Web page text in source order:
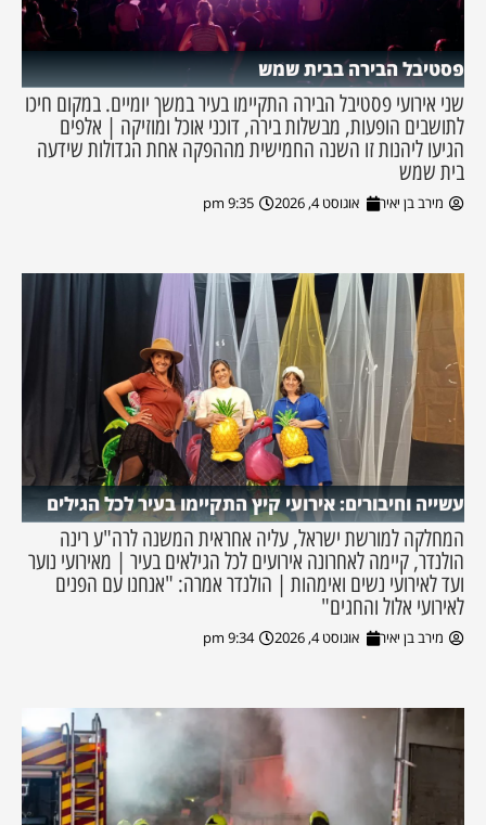
פסטיבל הבירה בבית שמש
שני אירועי פסטיבל הבירה התקיימו בעיר במשך יומיים. במקום חיכו
לתושבים הופעות, מבשלות בירה, דוכני אוכל ומוזיקה | אלפים
הגיעו ליהנות זו השנה החמישית מההפקה אחת הגדולות שידעה
בית שמש
מירב בן יאיר אוגוסט 4, 2026 9:35 pm
עשייה וחיבורים: אירועי קיץ התקיימו בעיר לכל הגילים
המחלקה למורשת ישראל, עליה אחראית המשנה לרה"ע רינה
הולנדר, קיימה לאחרונה אירועים לכל הגילאים בעיר | מאירועי נוער
ועד לאירועי נשים ואימהות | הולנדר אמרה: "אנחנו עם הפנים
לאירועי אלול והחגים"
מירב בן יאיר אוגוסט 4, 2026 9:34 pm